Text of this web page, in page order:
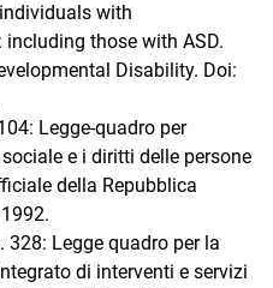
with
those with ASD.
Disability. Doi:
Legge-quadro per
sociale e i diritti delle persone
della Repubblica
328: Legge quadro per la
di interventi e servizi